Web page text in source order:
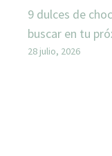
9 dulces de
buscar en tu
28 julio, 2026